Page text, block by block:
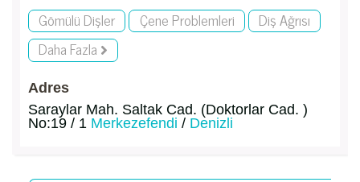
Gömülü Dişler Çene Problemleri
Diş Ağrısı
Daha Fazla
Adres
Saraylar Mah. Saltak Cad. (Doktorlar Cad. )
No:19 / 1 Merkezefendi / Denizli